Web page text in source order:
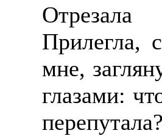
Прилегла,
мне,
глазами: